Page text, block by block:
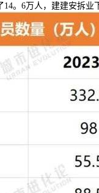
。6万人，建建安拆业